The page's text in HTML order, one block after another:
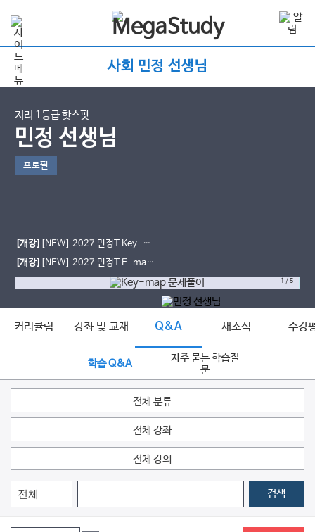
사회 민정 선생님
지리 1등급 핫스팟
민정 선생님
프로필
[개강] [NEW] 2027 민정T Key-
map 문제풀이 OPEN
[개강] [NEW] 2027 민정T E-map
심화개념 OPEN
1 /5
커리큘럼 강좌 및 교재 Q&A 새소식 수강
학습 Q&A
자주 묻는 학습질
문
전체 분류
전체 강좌
전체 강의
검색